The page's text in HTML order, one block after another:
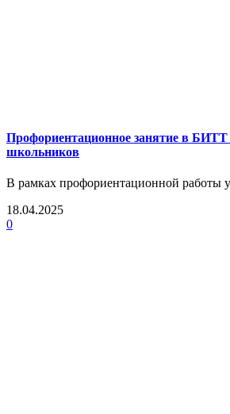
Профориентационное занятие в БИТТ
школьников
В рамках профориентационной работы
18.04.2025
0